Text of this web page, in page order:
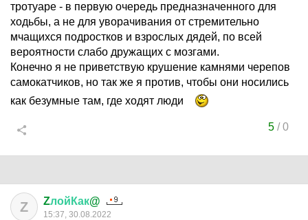
тротуаре - в первую очередь предназначенного для
ходьбы, а не для уворачивания от стремительно
мчащихся подростков и взрослых дядей, по всей
вероятности слабо дружащих с мозгами.
Конечно я не приветствую крушение камнями черепов
самокатчиков, но так же я против, чтобы они носились
как безумные там, где ходят люди
5/0
Z ZлойКак@
15:37, 30.08.2022